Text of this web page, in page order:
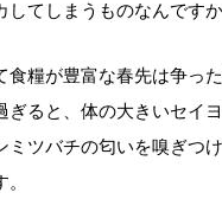
してしまうものなんですか
食糧が豊富な春先は争っ
ぎると、体の大きいセイ
ミツバチの匂いを嗅ぎつ